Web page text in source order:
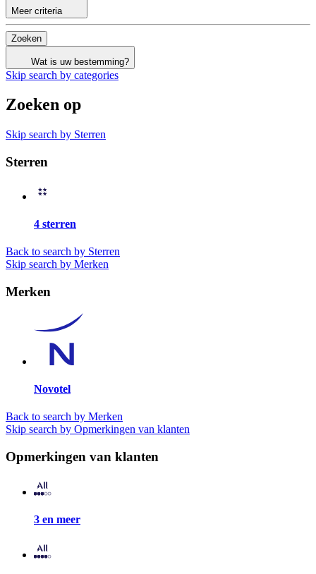
Meer criteria
Zoeken
Wat is uw bestemming?
Skip search by categories
Zoeken op
Skip search by Sterren
Sterren
4 sterren
Back to search by Sterren
Skip search by Merken
Merken
Novotel
Back to search by Merken
Skip search by Opmerkingen van klanten
Opmerkingen van klanten
3 en meer